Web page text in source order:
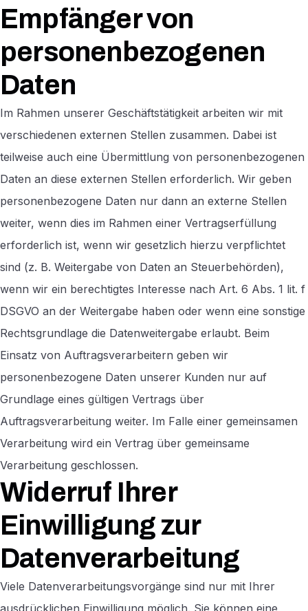
Empfänger von
personenbezogenen
Daten
Im Rahmen unserer Geschäftstätigkeit arbeiten wir mit
verschiedenen externen Stellen zusammen. Dabei ist
teilweise auch eine Übermittlung von personenbezogenen
Daten an diese externen Stellen erforderlich. Wir geben
personenbezogene Daten nur dann an externe Stellen
weiter, wenn dies im Rahmen einer Vertragserfüllung
erforderlich ist, wenn wir gesetzlich hierzu verpflichtet
sind (z. B. Weitergabe von Daten an Steuerbehörden),
wenn wir ein berechtigtes Interesse nach Art. 6 Abs. 1 lit. f
DSGVO an der Weitergabe haben oder wenn eine sonstige
Rechtsgrundlage die Datenweitergabe erlaubt. Beim
Einsatz von Auftragsverarbeitern geben wir
personenbezogene Daten unserer Kunden nur auf
Grundlage eines gültigen Vertrags über
Auftragsverarbeitung weiter. Im Falle einer gemeinsamen
Verarbeitung wird ein Vertrag über gemeinsame
Verarbeitung geschlossen.
Widerruf Ihrer
Einwilligung zur
Datenverarbeitung
Viele Datenverarbeitungsvorgänge sind nur mit Ihrer
ausdrücklichen Einwilligung möglich. Sie können eine